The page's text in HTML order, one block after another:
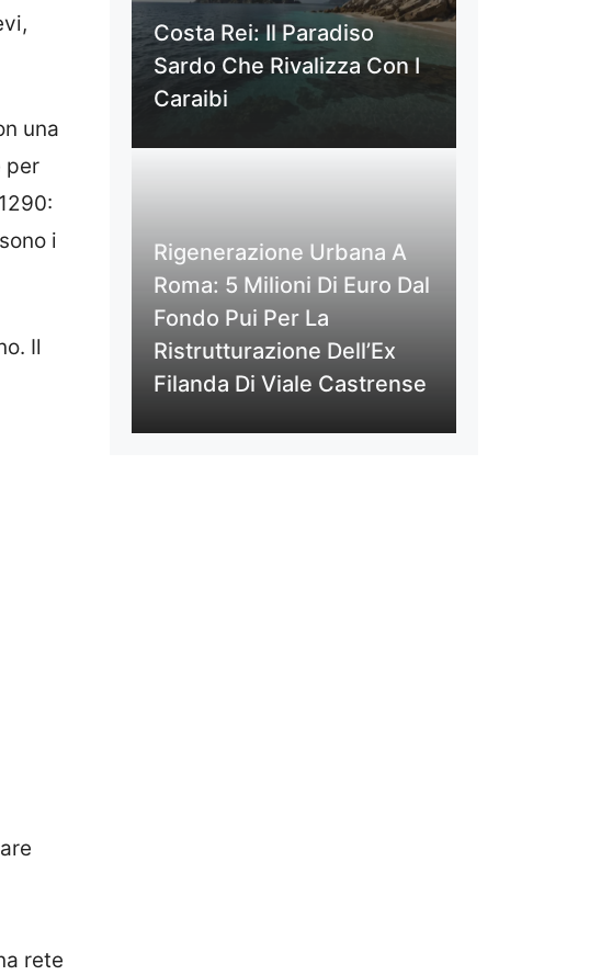
una
per
i
Il
rete
Costa Rei: Il Paradiso
Sardo Che Rivalizza Con I
Caraibi
Rigenerazione Urbana A
Roma: 5 Milioni Di Euro Dal
Fondo Pui Per La
Ristrutturazione Dell’Ex
Filanda Di Viale Castrense